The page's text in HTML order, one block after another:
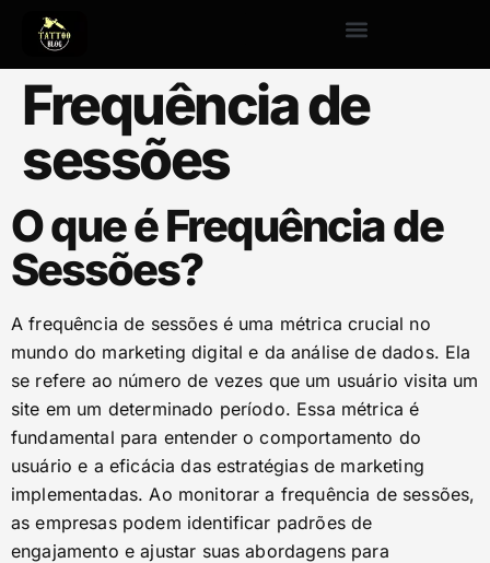
Frequência de
sessões
O que é Frequência de
Sessões?
A frequência de sessões é uma métrica crucial no
mundo do marketing digital e da análise de dados. Ela
se refere ao número de vezes que um usuário visita um
site em um determinado período. Essa métrica é
fundamental para entender o comportamento do
usuário e a eficácia das estratégias de marketing
implementadas. Ao monitorar a frequência de sessões,
as empresas podem identificar padrões de
engajamento e ajustar suas abordagens para